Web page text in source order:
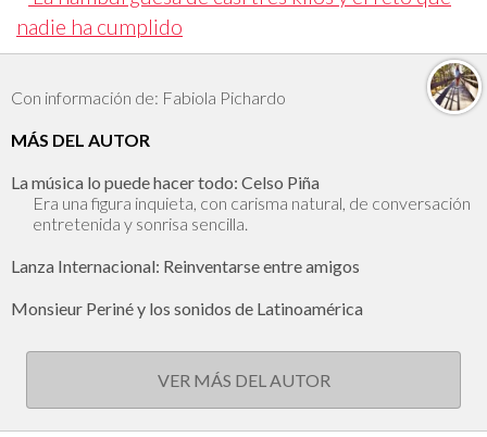
nadie ha cumplido
Con información de: Fabiola Pichardo
MÁS DEL AUTOR
La música lo puede hacer todo: Celso Piña
Era una figura inquieta, con carisma natural, de conversación
entretenida y sonrisa sencilla.
Lanza Internacional: Reinventarse entre amigos
Monsieur Periné y los sonidos de Latinoamérica
VER MÁS DEL AUTOR